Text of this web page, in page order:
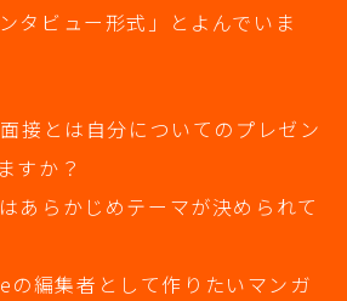
タビュー形式」とよんでいま
接とは自分についてのプレゼン
すか？
あらかじめテーマが決められて
編集者として作りたいマンガ